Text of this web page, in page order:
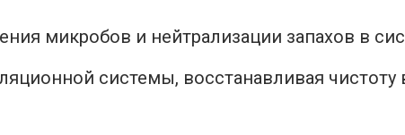
микробов и нейтрализации запахов в
системы, восстанавливая чистоту